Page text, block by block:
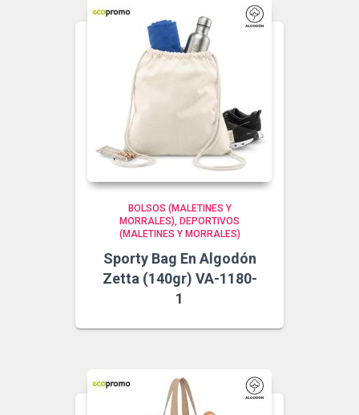
BOLSOS (MALETINES Y
MORRALES)
DEPORTIVOS
(MALETINES Y MORRALES)
Sporty Bag En Algodón
Zetta (140gr) VA-1180-
1